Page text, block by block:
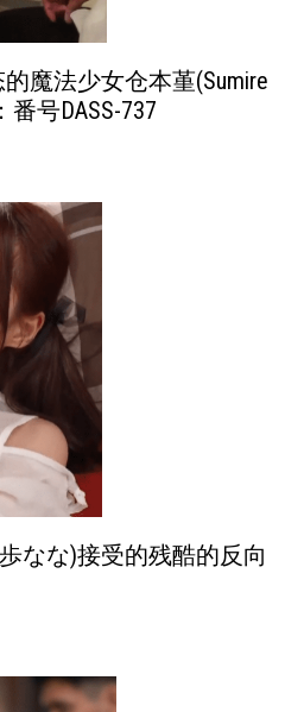
魔法少女仓本堇(Sumire
番号DASS-737
なな)接受的残酷的反向